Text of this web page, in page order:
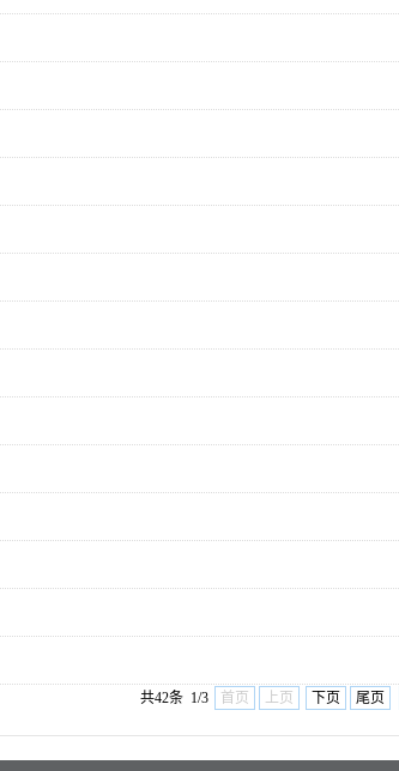
共42条 1/3 首页 上页 下页 尾页